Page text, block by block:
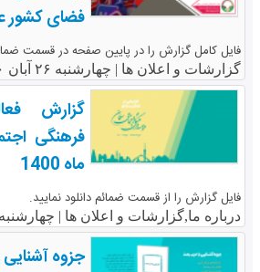
فضای کشور
فایل کامل گزارش را در پایین صفحه در قسمت
گزارشات و اعلان ها | چهارشنبه ۲۶ آبان ۱۴۰۰
گزارش
فرهنگی
ماه 1400
فایل گزارش را از قسمت ضمائم دانلود نمایید.
درباره ما,گزارشات و اعلان ها | چهارشنبه ۲۶ آبان ۱۴۰۰
جزوه